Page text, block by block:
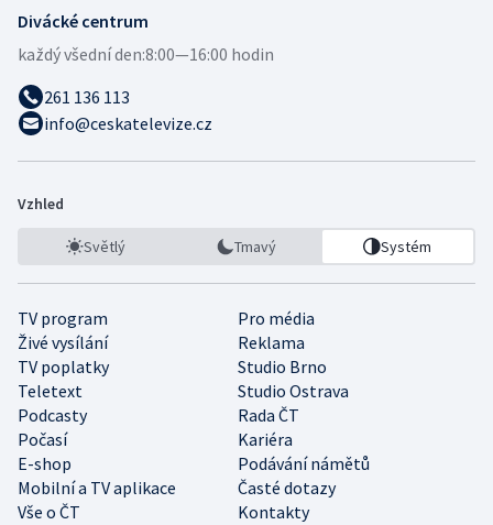
Divácké centrum
každý všední den:8:00—16:00 hodin
261 136 113
info@ceskatelevize.cz
Vzhled
Světlý Tmavý Systém
TV program
Pro média
Živé vysílání
Reklama
TV poplatky
Studio Brno
Teletext
Studio Ostrava
Podcasty
Rada ČT
Počasí
Kariéra
E-shop
Podávání námětů
Mobilní a TV aplikace
Časté dotazy
Vše o ČT
Kontakty